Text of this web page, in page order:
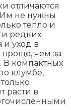
отличаются
Им не нужны
тепло и
и редких
и уход в
проще, чем за
В компактных
клумбе,
расти в